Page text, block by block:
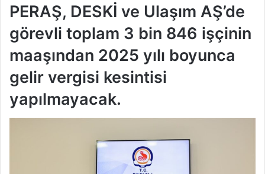
PERAŞ, DESKİ ve Ulaşım AŞ’de
görevli toplam 3 bin 846 işçinin
maaşından 2025 yılı boyunca
gelir vergisi kesintisi
yapılmayacak.